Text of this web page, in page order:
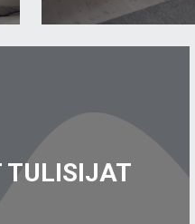
TULISIJAT